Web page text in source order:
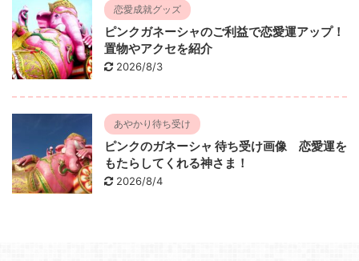
恋愛成就グッズ
ピンクガネーシャのご利益で恋愛運アップ！
置物やアクセを紹介
2026/8/3
あやかり待ち受け
ピンクのガネーシャ 待ち受け画像 恋愛運を
もたらしてくれる神さま！
2026/8/4